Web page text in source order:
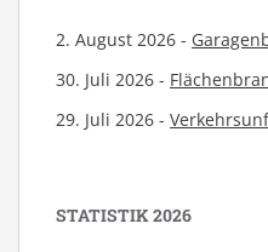
2. August 2026 -
30. Juli 2026 -
29. Juli 2026 -
STATISTIK 2026